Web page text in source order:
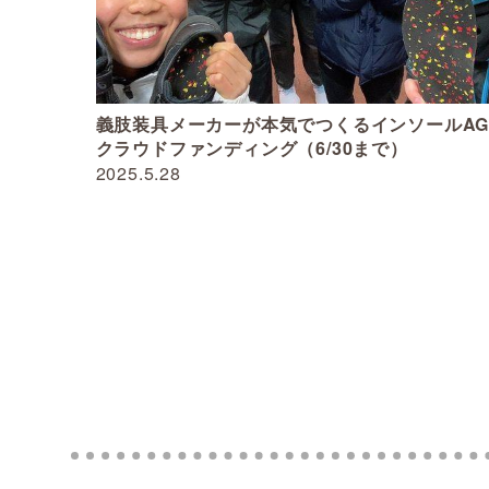
2025.5.28
義肢装具メーカーが本気でつくるインソール
クラウドファンディング（6/30まで）